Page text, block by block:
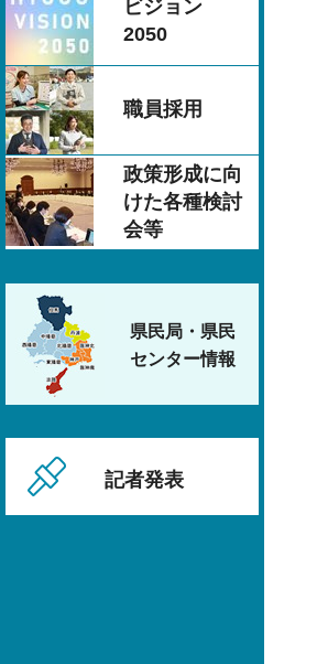
ビジョン
2050
職員採用
政策形成に向
けた各種検討
会等
県民局・県民
センター情報
記者発表